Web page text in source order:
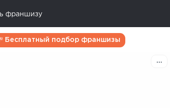
франшизу
Бесплатный подбор франшизы